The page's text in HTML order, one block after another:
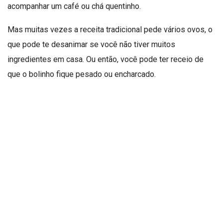
acompanhar um café ou chá quentinho.
Mas muitas vezes a receita tradicional pede vários ovos, o
que pode te desanimar se você não tiver muitos
ingredientes em casa. Ou então, você pode ter receio de
que o bolinho fique pesado ou encharcado.